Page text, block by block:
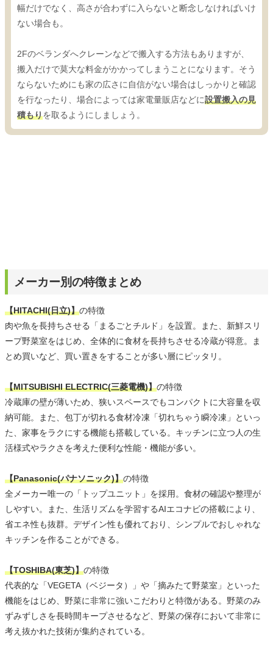
幅だけでなく、高さが合わずに入らないと断念しなければいけ
ない場合も。
2Fのベランダへクレーンなどで搬入する方法もありますが、
搬入だけで莫大な料金がかかってしまうことになります。そう
ならないためにも家の広さに自信がない場合はしっかりと確認
を行なったり、場合によっては家電量販店などに設置搬入の見
積もりを取るようにしましょう。
メーカー別の特徴まとめ
【HITACHI(日立)】の特徴
肉や魚を長持ちさせる「まるごとチルド」を設置。また、新鮮スリ
ープ野菜室をはじめ、全体的に食材を長持ちさせる冷蔵が得意。ま
とめ買いなど、買い置きをすることが多い層にピッタリ。
【MITSUBISHI ELECTRIC(三菱電機)】の特徴
冷蔵庫の壁が薄いため、狭いスペースでもコンパクトに大容量を収
納可能。また、包丁が切れる食材冷凍「切れちゃう瞬冷凍」といっ
た、家事をラクにする機能も搭載している。キッチンに立つ人の生
活様式やラクさを考えた便利な性能・機能が多い。
【Panasonic(パナソニック)】の特徴
全メーカー唯一の「トップユニット」を採用。食材の確認や整理が
しやすい。また、生活リズムを学習するAIエコナビの搭載により、
省エネ性も抜群。デザイン性も優れており、シンプルでおしゃれな
キッチンを作ることができる。
【TOSHIBA(東芝)】の特徴
代表的な「VEGETA（ベジータ）」や「摘みたて野菜室」といった
機能をはじめ、野菜に非常に強いこだわりと特徴がある。野菜のみ
ずみずしさを長時間キープさせるなど、野菜の保存において非常に
考え抜かれた技術が集約されている。